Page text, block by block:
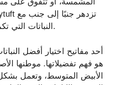
النباتات التي تكمل مظهرها وعادات نموها.
هو فهم تفضيلاتها. موطنها
الأبيض المتوسط، وتعمل